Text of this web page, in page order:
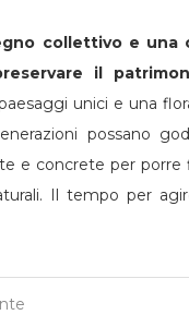
collettivo e una
il
unici e una
possano
e concrete per
Il tempo per